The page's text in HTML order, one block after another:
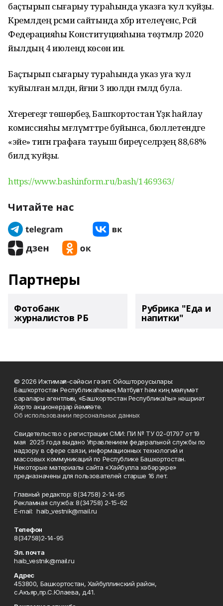
баҫтырып сығарыу тураһында указға ҡул ҡуйҙы.
Кремлдең рәсми сайтында хәбәр ителеүенсә, Рәсәй
Федерацияһы Конституцияһына төҙәтмәләр 2020
йылдың 4 июлендә көсөнә инә.
Баҫтырып сығарыу тураһында указ уға ҡул
ҡуйылған мәлдән, йәғни 3 июлдән ғәмәлдә була.
Хәтерегеҙгә төшөрәбеҙ, Башҡортостан Үҙәк һайлау
комиссияһы мәғлүмәттәре буйынса, бюллетендәге
«эйе» тигән графаға тауыш биреүселәрҙең 88,68%
билдә ҡуйҙы.
https://www.bashinform.ru/bash/1469363/
Читайте нас
Партнеры
Фотобанк
журналистов РБ
Рубрика "Еда и
напитки"
© 2026 Ижтимағи-сәйәси гәзит. Ойоштороусылары:
Башҡортостан Республикаһының Матбуғат һәм киң мәғлүмәт
саралары агентлығы, «Башҡортостан Республикаһы» нәшриәт
йорто акционерҙар йәмғиәте.
Об использовании персональных данных
Свидетельство о регистрации СМИ: ПИ № ТУ 02-01797 от 19
мая 2025 года выдано Управлением федеральной службы по
надзору в сфере связи, информационных технологий и
массовых коммуникаций по Республике Башкортостан.
Некоторые материалы сайта «Хәйбулла хәбәрҙәре»
предназначены для пользователей старше 16 лет.
Главный редактор: 8(34758) 2-14-95
Рекламная служба: 8(34758) 2-15-62
Е-mаil: haib_vestnik@mail.ru
Телефон
8(34758)2-14-95
Эл. почта
haib_vestnik@mail.ru
Адрес
453800, Башкортостан, Хайбуллинский район,
с.Акъяр,пр.С.Юлаева, д.41.